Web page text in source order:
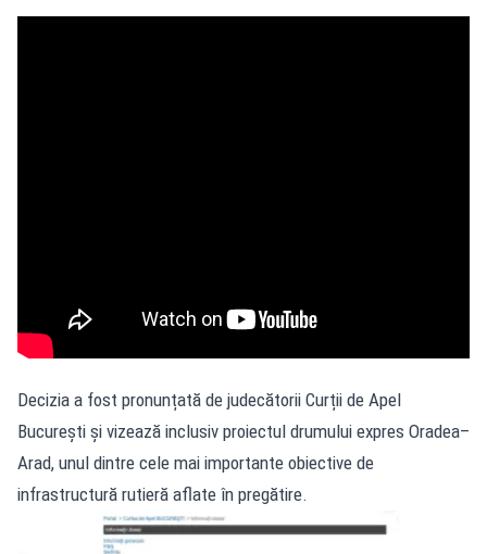
Decizia a fost pronunțată de judecătorii Curții de Apel
București și vizează inclusiv proiectul drumului expres Oradea–
Arad, unul dintre cele mai importante obiective de
infrastructură rutieră aflate în pregătire.